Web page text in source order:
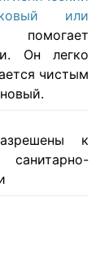
или
Он легко
чистым
к